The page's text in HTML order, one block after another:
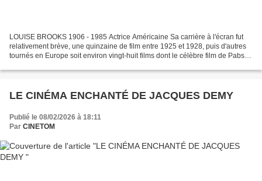
LOUISE BROOKS 1906 - 1985 Actrice Américaine Sa carrière à l'écran fut
relativement brève, une quinzaine de film entre 1925 et 1928, puis d'autres
tournés en Europe soit environ vingt-huit films dont le célèbre film de Pabst "
LE CINÉMA ENCHANTÉ DE JACQUES DEMY
Publié le 08/02/2026 à 18:11
Par CINETOM